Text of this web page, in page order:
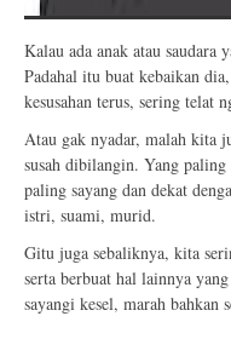
Kalau ada anak atau saudara
Padahal itu buat kebaikan
kesusahan terus, sering telat
Atau gak nyadar, malah kita
susah dibilangin. Yang
paling sayang dan dekat
istri, suami, murid.
Gitu juga sebaliknya, kita
serta berbuat hal lainnya
sayangi kesel, marah bahkan